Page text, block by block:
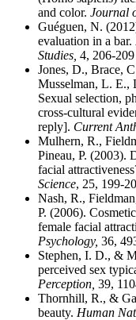
and color. Journal
Guéguen, N.
evaluation in a bar.
Studies, 4, 206-209
Jones, D., Brace,
Musselman, L.
Sexual selection,
cross-cultural
reply]. Current
Mulhern, R.,
Pineau, P. (2003).
facial
Science, 25, 199-
Nash, R.,
P. (2006).
female facial
Psychology, 36,
Stephen, I. D., &
perceived sex
Perception, 39,
Thornhill, R., &
beauty. Human